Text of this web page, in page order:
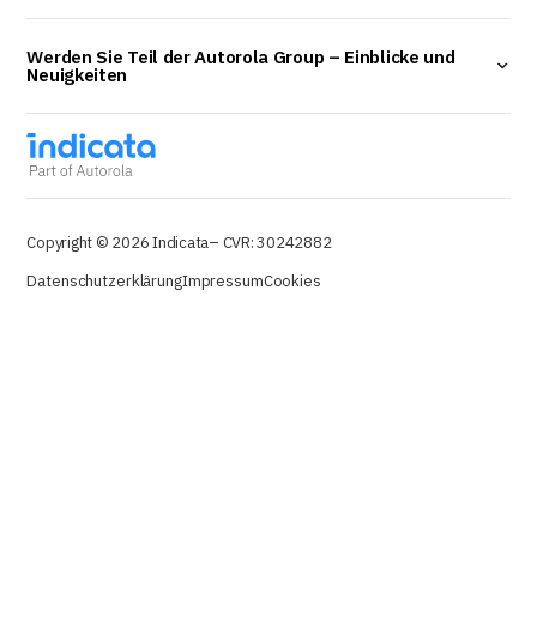
Werden Sie Teil der Autorola Group – Einblicke und
Neuigkeiten
Copyright © 2026 Indicata– CVR: 30242882
DatenschutzerklärungImpressumCookies